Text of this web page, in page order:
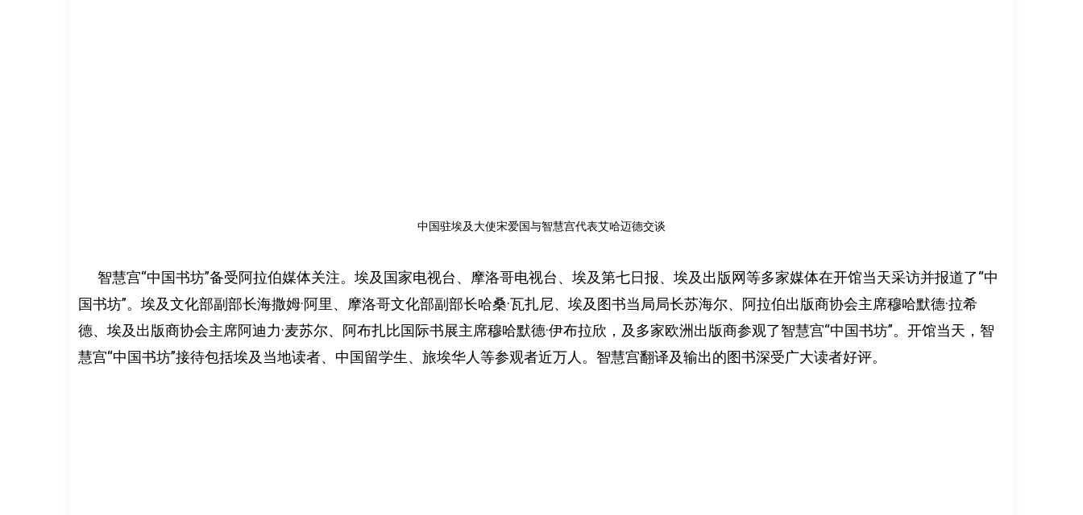
中国驻埃及大使宋爱国与智慧宫代表艾哈迈德交谈
智慧宫“中国书坊”备受阿拉伯媒体关注。埃及国家电视台、摩洛哥电视台、埃及第七日报、埃及出版网等多家媒体在开馆当天采访并报道了“中
国书坊”。埃及文化部副部长海撒姆·阿里、摩洛哥文化部副部长哈桑·瓦扎尼、埃及图书当局局长苏海尔、阿拉伯出版商协会主席穆哈默德·拉希
德、埃及出版商协会主席阿迪力·麦苏尔、阿布扎比国际书展主席穆哈默德·伊布拉欣，及多家欧洲出版商参观了智慧宫“中国书坊”。开馆当天，智
慧宫“中国书坊”接待包括埃及当地读者、中国留学生、旅埃华人等参观者近万人。智慧宫翻译及输出的图书深受广大读者好评。